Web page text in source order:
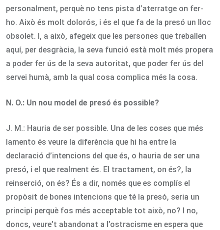
personalment, perquè no tens pista d’aterratge on fer-
ho. Això és molt dolorós, i és el que fa de la presó un lloc
obsolet. I, a això, afegeix que les persones que treballen
aquí, per desgràcia, la seva funció està molt més propera
a poder fer ús de la seva autoritat, que poder fer ús del
servei humà, amb la qual cosa complica més la cosa.
N. O.: Un nou model de presó és possible?
J. M.: Hauria de ser possible. Una de les coses que més
lamento és veure la diferència que hi ha entre la
declaració d’intencions del que és, o hauria de ser una
presó, i el que realment és. El tractament, on és?, la
reinserció, on és? És a dir, només que es complís el
propòsit de bones intencions que té la presó, seria un
principi perquè fos més acceptable tot això, no? I no,
doncs, veure’t abandonat a l’ostracisme en espera que